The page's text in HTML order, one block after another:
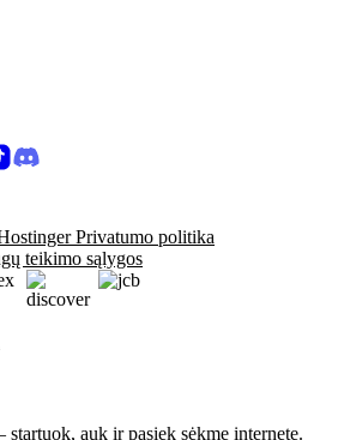
Privatumo politika
teikimo sąlygos
auk ir pasiek sėkmę internete.